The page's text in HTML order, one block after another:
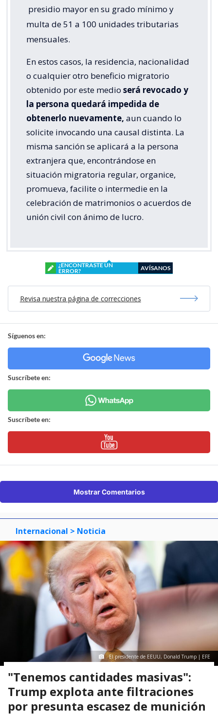
presidio mayor en su grado mínimo y
multa de 51 a 100 unidades tributarias
mensuales.
En estos casos, la residencia, nacionalidad
o cualquier otro beneficio migratorio
obtenido por este medio será revocado y
la persona quedará impedida de
obtenerlo nuevamente, aun cuando lo
solicite invocando una causal distinta. La
misma sanción se aplicará a la persona
extranjera que, encontrándose en
situación migratoria regular, organice,
promueva, facilite o intermedie en la
celebración de matrimonios o acuerdos de
unión civil con ánimo de lucro.
¿ENCONTRASTE UN
ERROR?
AVÍSANOS
Revisa nuestra página de correcciones
Síguenos en:
Suscríbete en:
Suscríbete en:
Mostrar Comentarios
Internacional > Noticia
El presidente de EEUU, Donald Trump | EFE
"Tenemos cantidades masivas":
Trump explota ante filtraciones
por presunta escasez de munición